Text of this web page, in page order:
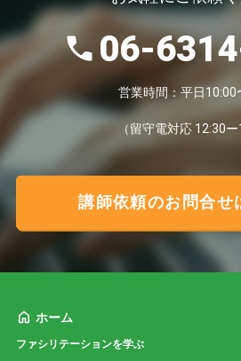
06-
営業時間：平日10:00
（留守電対応 12:30ー
講師依頼のお問合せ
ホーム
ファシリテーションを学ぶ